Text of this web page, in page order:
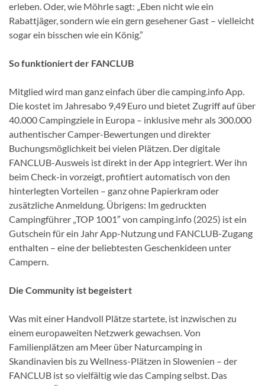
erleben. Oder, wie Möhrle sagt: „Eben nicht wie ein
Rabattjäger, sondern wie ein gern gesehener Gast – vielleicht
sogar ein bisschen wie ein König.”
So funktioniert der FANCLUB
Mitglied wird man ganz einfach über die camping.info App.
Die kostet im Jahresabo 9,49 Euro und bietet Zugriff auf über
40.000 Campingziele in Europa – inklusive mehr als 300.000
authentischer Camper-Bewertungen und direkter
Buchungsmöglichkeit bei vielen Plätzen. Der digitale
FANCLUB-Ausweis ist direkt in der App integriert. Wer ihn
beim Check-in vorzeigt, profitiert automatisch von den
hinterlegten Vorteilen – ganz ohne Papierkram oder
zusätzliche Anmeldung. Übrigens: Im gedruckten
Campingführer „TOP 1001″ von camping.info (2025) ist ein
Gutschein für ein Jahr App-Nutzung und FANCLUB-Zugang
enthalten – eine der beliebtesten Geschenkideen unter
Campern.
Die Community ist begeistert
Was mit einer Handvoll Plätze startete, ist inzwischen zu
einem europaweiten Netzwerk gewachsen. Von
Familienplätzen am Meer über Naturcamping in
Skandinavien bis zu Wellness-Plätzen in Slowenien – der
FANCLUB ist so vielfältig wie das Camping selbst. Das